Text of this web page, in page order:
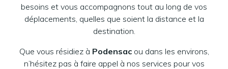
besoins et vous accompagnons tout au long de vos
déplacements, quelles que soient la distance et la
destination.
Que vous résidiez à Podensacou dans les environs,
n’hésitez pas à faire appel à nos services pour vos